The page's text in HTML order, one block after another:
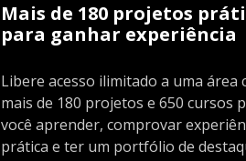
Mais de 180 projetos
para ganhar experiência
Libere acesso ilimitado a uma área
mais de 180 projetos e 650 cursos
você aprender, comprovar
prática e ter um portfólio de